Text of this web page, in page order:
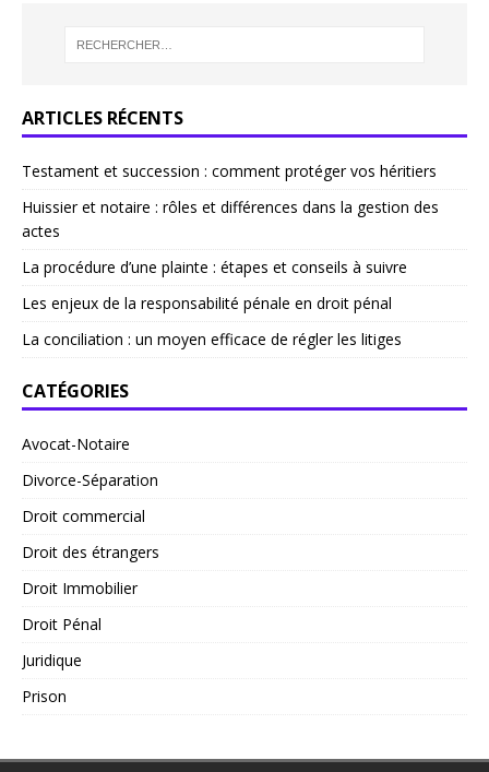
ARTICLES RÉCENTS
Testament et succession : comment protéger vos héritiers
Huissier et notaire : rôles et différences dans la gestion des
actes
La procédure d’une plainte : étapes et conseils à suivre
Les enjeux de la responsabilité pénale en droit pénal
La conciliation : un moyen efficace de régler les litiges
CATÉGORIES
Avocat-Notaire
Divorce-Séparation
Droit commercial
Droit des étrangers
Droit Immobilier
Droit Pénal
Juridique
Prison